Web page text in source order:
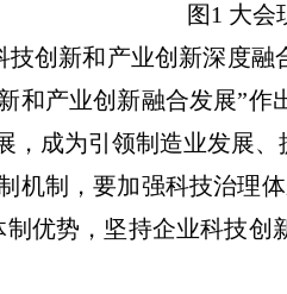
图1 大会
创新和产业创新深度
和产业创新融合发展”
，成为引领制造业发展
机制，要加强科技治理
优势，坚持企业科技